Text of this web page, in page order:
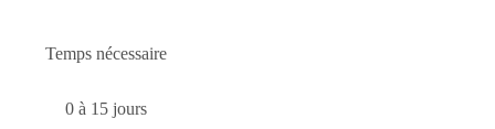
Temps nécessaire
0 à 15 jours